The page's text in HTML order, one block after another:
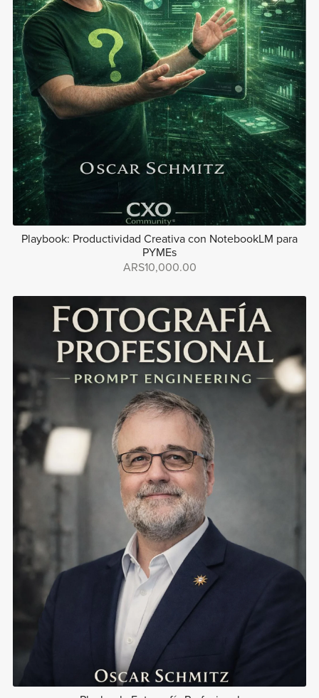
Playbook: Productividad Creativa con NotebookLM para
PYMEs
ARS10,000.00